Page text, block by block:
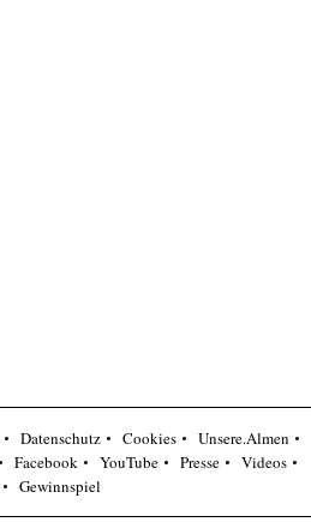
Datenschutz Cookies
Unsere.Almen
Facebook YouTube Presse
Videos
Gewinnspiel